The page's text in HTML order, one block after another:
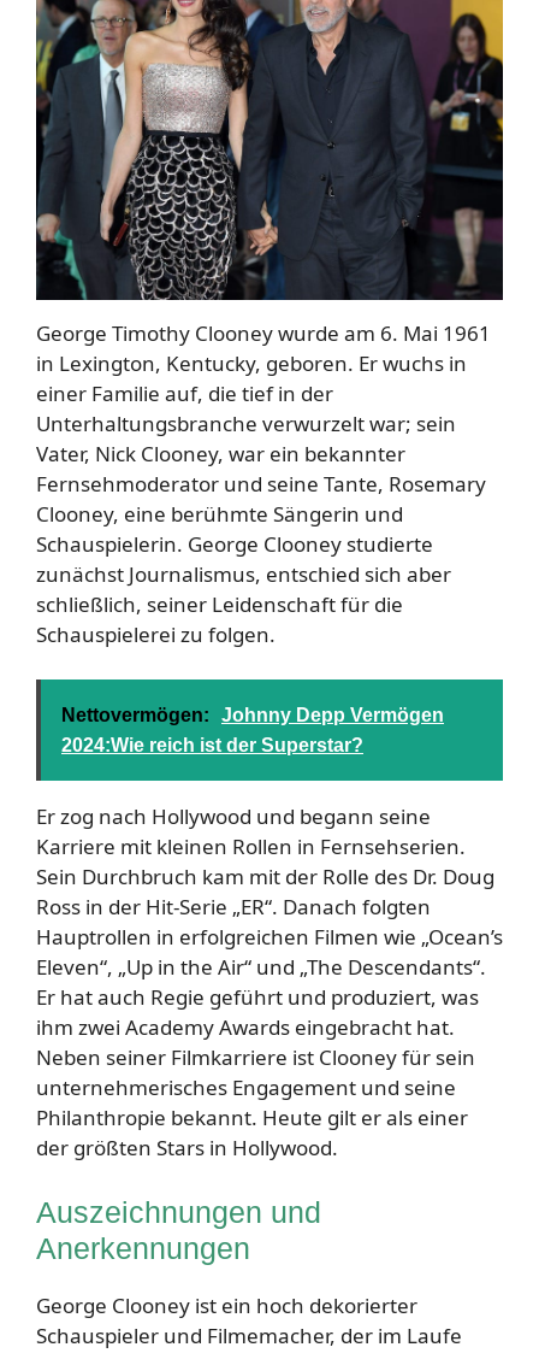
George Timothy Clooney wurde am 6. Mai 1961
in Lexington, Kentucky, geboren. Er wuchs in
einer Familie auf, die tief in der
Unterhaltungsbranche verwurzelt war; sein
Vater, Nick Clooney, war ein bekannter
Fernsehmoderator und seine Tante, Rosemary
Clooney, eine berühmte Sängerin und
Schauspielerin. George Clooney studierte
zunächst Journalismus, entschied sich aber
schließlich, seiner Leidenschaft für die
Schauspielerei zu folgen.
Nettovermögen:
Johnny Depp Vermögen
2024:Wie reich ist der Superstar?
Er zog nach Hollywood und begann seine
Karriere mit kleinen Rollen in Fernsehserien.
Sein Durchbruch kam mit der Rolle des Dr. Doug
Ross in der Hit-Serie „ER“. Danach folgten
Hauptrollen in erfolgreichen Filmen wie „Ocean’s
Eleven“, „Up in the Air“ und „The Descendants“.
Er hat auch Regie geführt und produziert, was
ihm zwei Academy Awards eingebracht hat.
Neben seiner Filmkarriere ist Clooney für sein
unternehmerisches Engagement und seine
Philanthropie bekannt. Heute gilt er als einer
der größten Stars in Hollywood.
Auszeichnungen und
Anerkennungen
George Clooney ist ein hoch dekorierter
Schauspieler und Filmemacher, der im Laufe